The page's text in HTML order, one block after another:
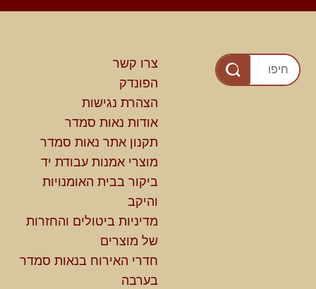
צרו קשר
הפונדק
הצהרת נגישות
אודות נאות סמדר
תקנון אתר נאות סמדר
מוצרי אמנות עבודת יד
ביקור בבית האומנויות
והיקב
מדיניות ביטולים והחזרות
של מוצרים
חדרי האירוח בנאות סמדר
בערבה